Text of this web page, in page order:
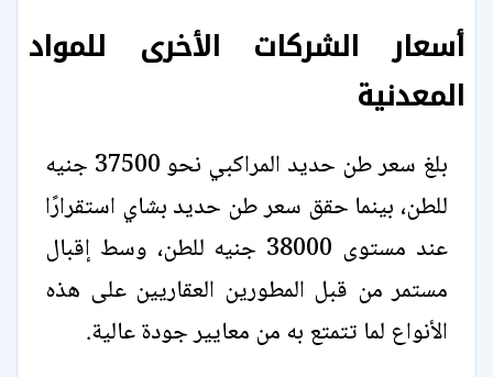
أسعار الشركات الأخرى للمواد
المعدنية
بلغ سعر طن حديد المراكبي نحو 37500 جنيه
للطن، بينما حقق سعر طن حديد بشاي استقرارًا
عند مستوى 38000 جنيه للطن، وسط إقبال
مستمر من قبل المطورين العقاريين على هذه
الأنواع لما تتمتع به من معايير جودة عالية.